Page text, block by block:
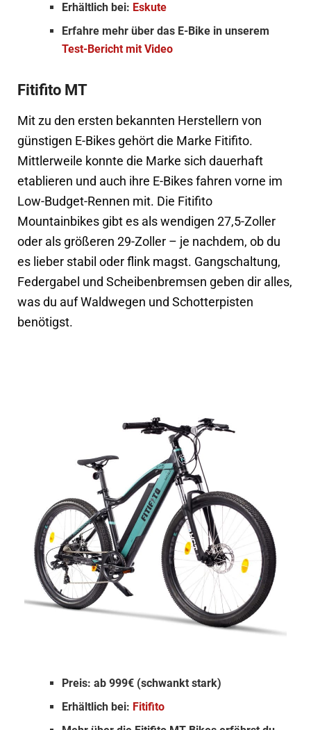
Erhältlich bei: Eskute
Erfahre mehr über das E-Bike in unserem
Test-Bericht mit Video
Fitifito MT
Mit zu den ersten bekannten Herstellern von
günstigen E-Bikes gehört die Marke Fitifito.
Mittlerweile konnte die Marke sich dauerhaft
etablieren und auch ihre E-Bikes fahren vorne im
Low-Budget-Rennen mit. Die Fitifito
Mountainbikes gibt es als wendigen 27,5-Zoller
oder als größeren 29-Zoller – je nachdem, ob du
es lieber stabil oder flink magst. Gangschaltung,
Federgabel und Scheibenbremsen geben dir alles,
was du auf Waldwegen und Schotterpisten
benötigst.
Preis: ab 999€ (schwankt stark)
Erhältlich bei: Fitifito